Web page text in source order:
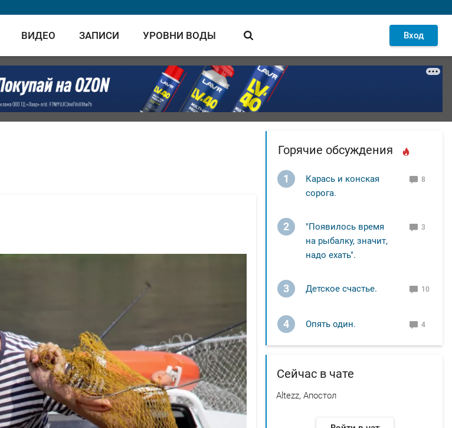
ВИДЕО ЗАПИСИ УРОВНИ ВОДЫ Вход
Горячие обсуждения
1
Карась и конская
сорога.
8
2
"Появилось время
на рыбалку, значит,
надо ехать".
3
3 Детское счастье. 10
4 Опять один. 4
Сейчас в чате
Altezz, Апостол